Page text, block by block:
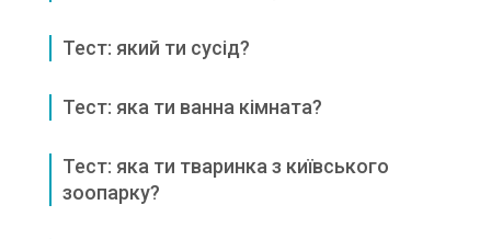
Тест: який ти сусід?
Тест: яка ти ванна кімната?
Тест: яка ти тваринка з київського
зоопарку?